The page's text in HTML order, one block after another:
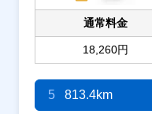
通常料金
18,260円
5 813.4km